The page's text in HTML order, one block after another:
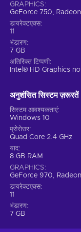
GRAPHICS
GeForce 750,
डायरेक्टएक्स
11
भंडारण
7 GB
अतिरिक्त टिप्पणी
Intel® HD Graphics
अनुशंसित सिस्टम ज़रूरतें
सिस्टम आवश्यकताएं
Windows 10
प्रोसेसर
Quad Core 2.4 GHz
याद
8 GB RAM
GRAPHICS
GeForce 970,
डायरेक्टएक्स
11
भंडारण
7 GB